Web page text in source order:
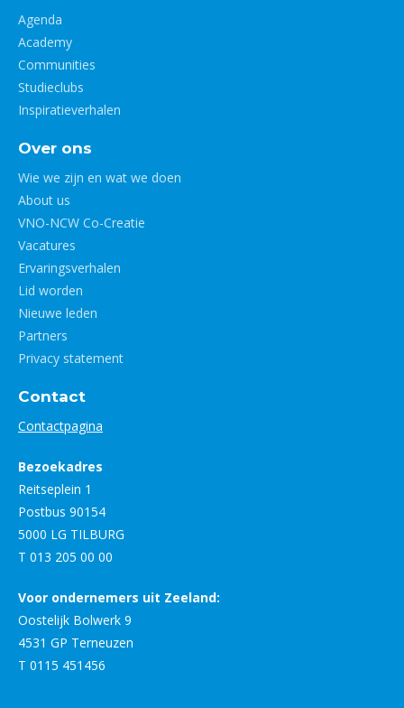
Agenda
Academy
Communities
Studieclubs
Inspiratieverhalen
Over ons
Wie we zijn en wat we doen
About us
VNO-NCW Co-Creatie
Vacatures
Ervaringsverhalen
Lid worden
Nieuwe leden
Partners
Privacy statement
Contact
Contactpagina
Bezoekadres
Reitseplein 1
Postbus 90154
5000 LG TILBURG
T 013 205 00 00
Voor ondernemers uit Zeeland:
Oostelijk Bolwerk 9
4531 GP Terneuzen
T 0115 451456